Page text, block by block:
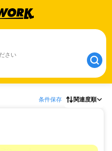
さい
条件保存 関連度順